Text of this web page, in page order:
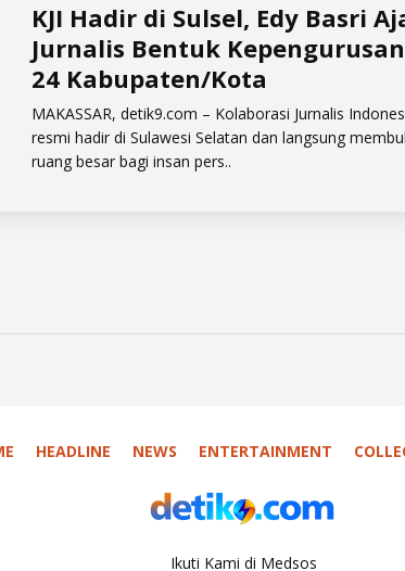
KJI Hadir di Sulsel, Edy Basri
Jurnalis Bentuk
24 Kabupaten/Kota
MAKASSAR, detik9.com – Kolaborasi Jurnalis
resmi hadir di Sulawesi Selatan dan langsung
ruang besar bagi insan pers..
HEADLINE NEWS ENTERTAINMENT
Ikuti Kami di Medsos